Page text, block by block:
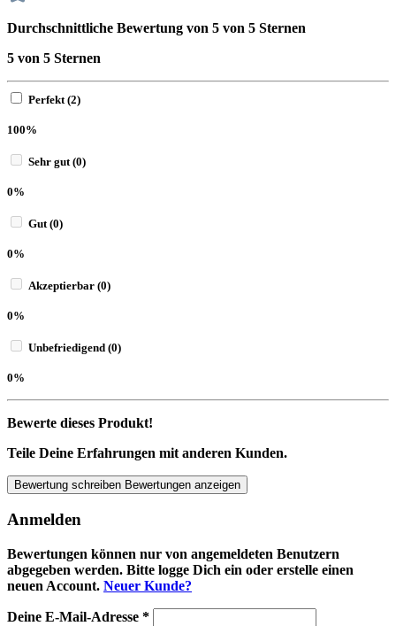
Durchschnittliche Bewertung von 5 von 5 Sternen
5 von 5 Sternen
Perfekt (2)
100%
Sehr gut (0)
0%
Gut (0)
0%
Akzeptierbar (0)
0%
Unbefriedigend (0)
0%
Bewerte dieses Produkt!
Teile Deine Erfahrungen mit anderen Kunden.
Bewertung schreiben Bewertungen anzeigen
Anmelden
Bewertungen können nur von angemeldeten Benutzern
abgegeben werden. Bitte logge Dich ein oder erstelle einen
neuen Account. Neuer Kunde?
Deine E-Mail-Adresse *